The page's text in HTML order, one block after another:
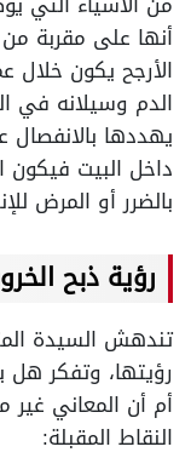
أنها على مقربة
الأرجح يكون
الدم وسيلانه في
يهددها
داخل البيت فيكون
بالضرر أو المرض
رؤية ذبح
تندهش السيدة
رؤيتها، وتفكر هل
أم أن المعاني
النقاط المقبلة: